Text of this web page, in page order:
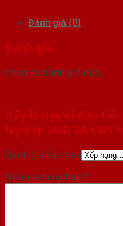
Đánh giá (0)
Đánh giá
Chưa có đánh giá nào.
Hãy là người đầu
Nghiệp SGD 3A cam
Đánh giá của bạn
Nhận xét của bạn *